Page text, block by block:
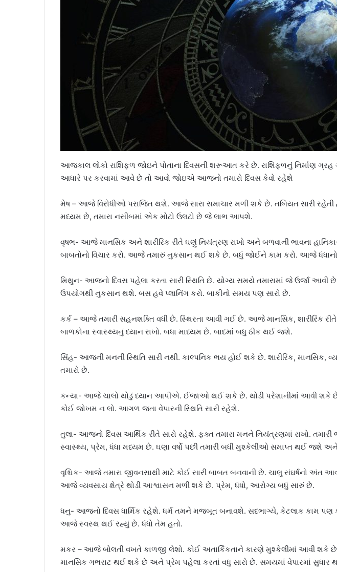
આજકાલ લોકો રાશિફળ જોઇને પોતાના દિવસની શરૂઆત કરે છે. રાશિફળનું નિર્માણ ગ્રહ
આધારે પર કરવામાં આવે છે તો આવો જોઇએ આજનો તમારો દિવસ કેવો રહેશે
મેષ – આજે વિરોધીઓ પરાજિત થશે. આજે સારા સમાચાર મળી શકે છે. તબિયત સારી રહેતી
મધ્યમ છે, તમારા નસીબમાં એક મોટો ઉલટો છે જે લાભ આપશે.
વૃષભ- આજે માનસિક અને શારીરિક રીતે ઘણું નિયંત્રણ રાખો અને બળવાની ભાવના
બાબતોનો વિચાર કરો. આજે તમારું નુકસાન થઈ શકે છે. બધું જોઈને કામ કરો. આજે
મિથુન- આજનો દિવસ પહેલા કરતા સારી સ્થિતિ છે. યોગ્ય સમયે તમારામાં જે ઉર્જા
ઉપયોગથી નુકસાન થશે. બસ હવે પ્લાનિંગ કરો. બાકીનો સમય પણ સારો છે.
કર્ક – આજે તમારી સહનશક્તિ વધી છે. સ્થિરતા આવી ગઈ છે. આજે માનસિક, શારીરિક
બાળકોના સ્વાસ્થ્યનું ધ્યાન રાખો. બધા માધ્યમ છે. બાદમાં બધુ ઠીક થઈ જશે.
સિંહ- આજની મનની સ્થિતિ સારી નથી. કાલ્પનિક ભય હોઈ શકે છે. શારીરિક, માનસિક,
તમારો છે.
કન્યા- આજે ચાલો થોડું ધ્યાન આપીએ. ઈજાઓ થઈ શકે છે. થોડી પરેશાનીમાં આવી
કોઈ જોખમ ન લો. આગળ જતા વેપારની સ્થિતિ સારી રહેશે.
તુલા- આજનો દિવસ આર્થિક રીતે સારો રહેશે. ફક્ત તમારા મનને નિયંત્રણમાં રાખો.
સ્વાસ્થ્ય, પ્રેમ, ધંધા મધ્યમ છે. ઘણા વર્ષો પછી તમારી બધી મુશ્કેલીઓ સમાપ્ત થઈ જશે
વૃશ્ચિક- આજે તમારા જીવનસાથી માટે કોઈ સારી બાબત બનવાની છે. ચાલુ સંઘર્ષનો
આજે વ્યવસાય ક્ષેત્રે થોડી આશ્વાસન મળી શકે છે. પ્રેમ, ધંધો, આરોગ્ય બધું સારું છે.
ધનુ- આજનો દિવસ ધાર્મિક રહેશે. ધર્મ તમને મજબૂત બનાવશે. સદભાગ્યે, કેટલાક કામ
આજે સ્વસ્થ થઈ રહ્યું છે. ધંધો તેમ હતો.
મકર – આજે બોલતી વખતે કાળજી લેશો. કોઈ અતાર્કિકતાને કારણે મુશ્કેલીમાં આવી શકે
માનસિક ગભરાટ થઈ શકે છે અને પ્રેમ પહેલા કરતાં વધુ સારો છે. સમયમાં વેપારમાં સુધાર